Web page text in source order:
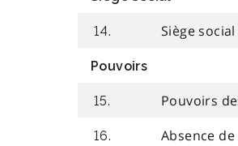
14. Siège social
Pouvoirs
15. Pouvoirs
16. Absence